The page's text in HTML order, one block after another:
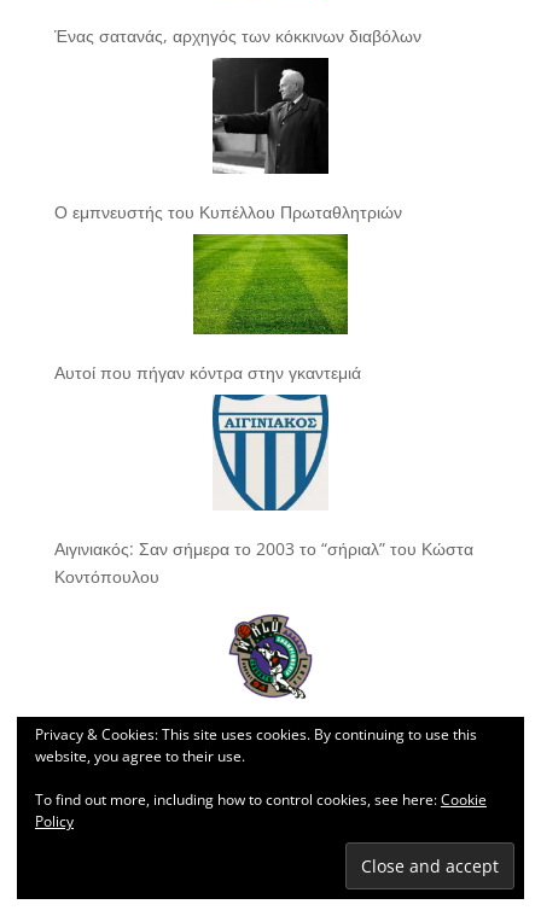
Ένας σατανάς, αρχηγός των κόκκινων διαβόλων
Ο εμπνευστής του Κυπέλλου Πρωταθλητριών
Αυτοί που πήγαν κόντρα στην γκαντεμιά
Αιγινιακός: Σαν σήμερα το 2003 το “σήριαλ” του Κώστα
Κοντόπουλου
Στο Τορόντο των παραισθήσεων
Privacy & Cookies: This site uses cookies. By continuing to use this
website, you agree to their use.
To find out more, including how to control cookies, see here:Cookie
Policy